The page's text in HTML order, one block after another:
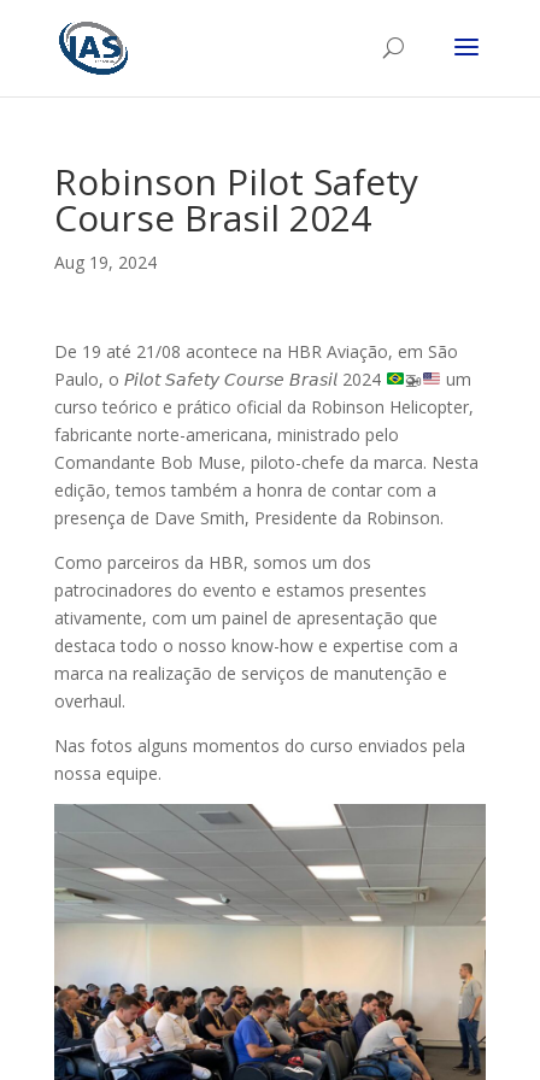
Robinson Pilot Safety
Course Brasil 2024
Aug 19, 2024
De 19 até 21/08 acontece na HBR Aviação, em São
Paulo, o 𝘗𝘪𝘭𝘰𝘵 𝘚𝘢𝘧𝘦𝘵𝘺 𝘊𝘰𝘶𝘳𝘴𝘦 𝘉𝘳𝘢𝘴𝘪𝘭 2024
🚁
um
curso teórico e prático oficial da Robinson Helicopter,
fabricante norte-americana, ministrado pelo
Comandante Bob Muse, piloto-chefe da marca. Nesta
edição, temos também a honra de contar com a
presença de Dave Smith, Presidente da Robinson.
Como parceiros da HBR, somos um dos
patrocinadores do evento e estamos presentes
ativamente, com um painel de apresentação que
destaca todo o nosso know-how e expertise com a
marca na realização de serviços de manutenção e
overhaul.
Nas fotos alguns momentos do curso enviados pela
nossa equipe.